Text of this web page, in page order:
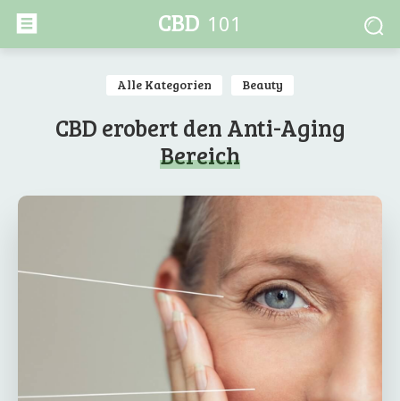
CBD 101
Alle Kategorien Beauty
CBD erobert den Anti-Aging
Bereich